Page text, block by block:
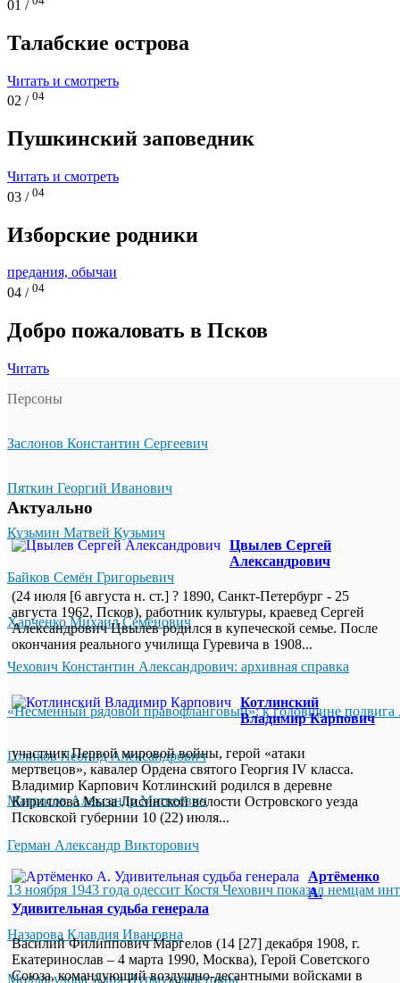
01 /
Талабские острова
Читать и смотреть
02 / 04
Пушкинский заповедник
Читать и смотреть
03 / 04
Изборские родники
предания, обычаи
04 / 04
Добро пожаловать в Псков
Читать
Персоны
Заслонов Константин Сергеевич
Пяткин Георгий Иванович
Кузьмин Матвей Кузьмич
Байков Семён Григорьевич
Харченко Михаил Семёнович
Чехович Константин Александрович: архивная справка
«Несменный рядовой правофланговый»: к годовщине подвига
Голиков Леонид Александрович
Матросов Александр Матвеевич
Герман Александр Викторович
13 ноября 1943 года одессит Костя Чехович показал немцам
Назарова Клавдия Ивановна
Молдагулова Алия Нурмухамбетовна
Актуально
Цвылев Сергей
Александрович
(24 июля [6 августа н. ст.] ? 1890, Санкт-Петербург - 25
августа 1962, Псков), работник культуры, краевед Сергей
Александрович Цвылев родился в купеческой семье. После
окончания реального училища Гуревича в 1908...
Котлинский
Владимир Карпович
участник Первой мировой войны, герой «атаки
мертвецов», кавалер Ордена святого Георгия IV класса.
Владимир Карпович Котлинский родился в деревне
Кириллова Мыза Лисинской волости Островского уезда
Псковской губернии 10 (22) июля...
Артёменко
А.
Удивительная судьба генерала
Василий Филиппович Маргелов (14 [27] декабря 1908, г.
Екатеринослав – 4 марта 1990, Москва), Герой Советского
Союза, командующий воздушно-десантными войсками в